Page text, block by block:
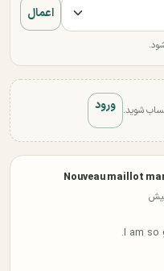
اعمال
شوید. ورود
Nouveau maillot
I am so